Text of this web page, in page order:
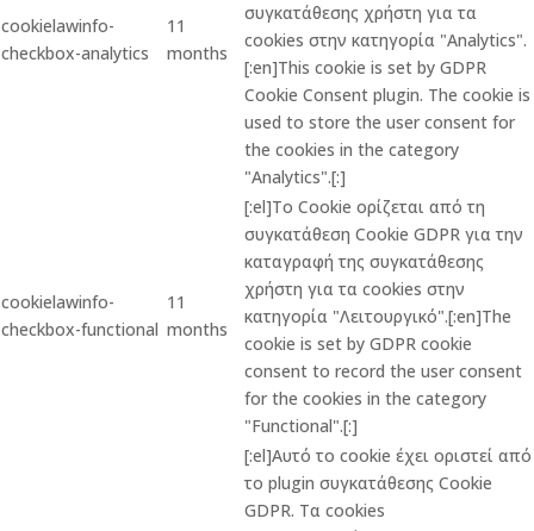
cookielawinfo-
checkbox-analytics
11
months
συγκατάθεσης χρήστη για τα
cookies στην κατηγορία "Analytics".
[:en]This cookie is set by GDPR
Cookie Consent plugin. The cookie is
used to store the user consent for
the cookies in the category
"Analytics".[:]
cookielawinfo-
checkbox-functional
11
months
[:el]Το Cookie ορίζεται από τη
συγκατάθεση Cookie GDPR για την
καταγραφή της συγκατάθεσης
χρήστη για τα cookies στην
κατηγορία "Λειτουργικό".[:en]The
cookie is set by GDPR cookie
consent to record the user consent
for the cookies in the category
"Functional".[:]
[:el]Αυτό το cookie έχει οριστεί από
το plugin συγκατάθεσης Cookie
GDPR. Τα cookies